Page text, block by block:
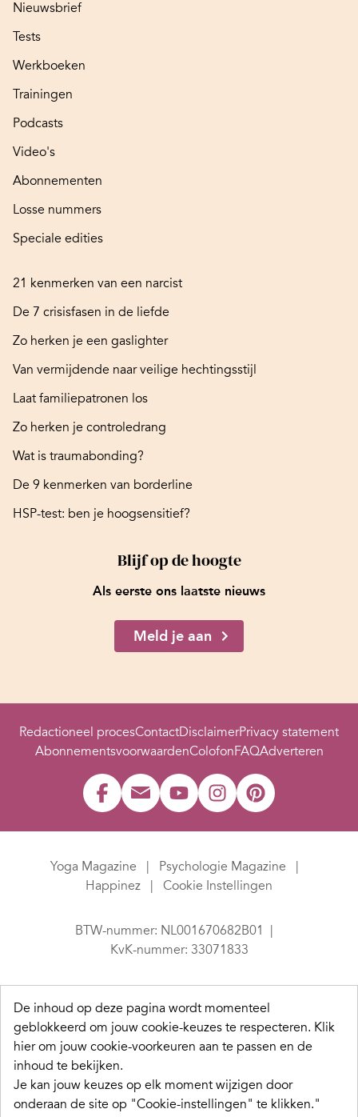
Nieuwsbrief
Tests
Werkboeken
Trainingen
Podcasts
Video's
Abonnementen
Losse nummers
Speciale edities
21 kenmerken van een narcist
De 7 crisisfasen in de liefde
Zo herken je een gaslighter
Van vermijdende naar veilige hechtingsstijl
Laat familiepatronen los
Zo herken je controledrang
Wat is traumabonding?
De 9 kenmerken van borderline
HSP-test: ben je hoogsensitief?
Blijf op de hoogte
Als eerste ons laatste nieuws
Meld je aan
Redactioneel procesContactDisclaimerPrivacy statement
AbonnementsvoorwaardenColofonFAQAdverteren
Yoga Magazine
Psychologie Magazine
Happinez
Cookie Instellingen
BTW-nummer: NL001670682B01
KvK-nummer: 33071833
De inhoud op deze pagina wordt momenteel
geblokkeerd om jouw cookie-keuzes te respecteren. Klik
hier om jouw cookie-voorkeuren aan te passen en de
inhoud te bekijken.
Je kan jouw keuzes op elk moment wijzigen door
onderaan de site op "Cookie-instellingen" te klikken."